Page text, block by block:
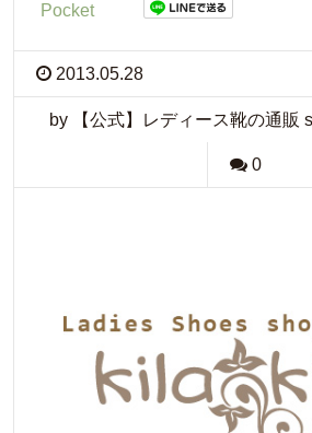
Pocket
2013.05.28
by 【公式】レディース靴の通販
0